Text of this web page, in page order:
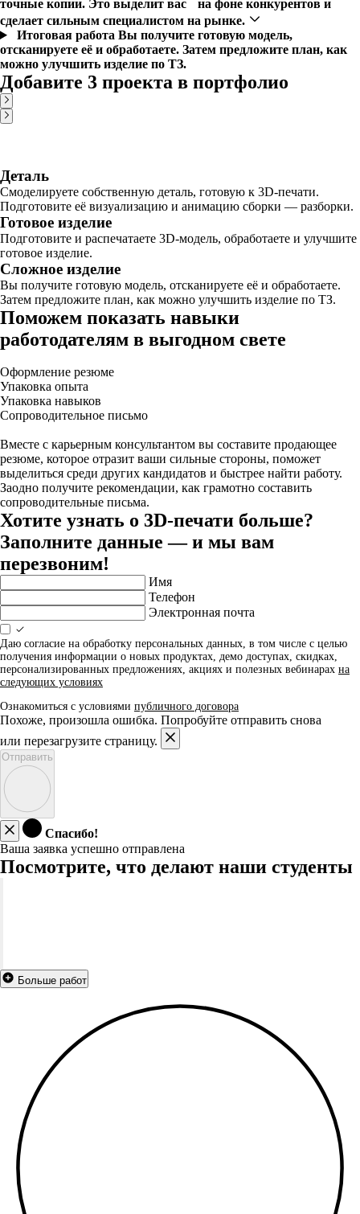
точные копии. Это выделит вас на фоне конкурентов и
сделает сильным специалистом на рынке.
Итоговая работа Вы получите готовую модель,
отсканируете её и обработаете. Затем предложите план, как
можно улучшить изделие по ТЗ.
Добавите 3 проекта в портфолио
Деталь
Смоделируете собственную деталь, готовую к 3D-печати.
Подготовите её визуализацию и анимацию сборки — разборки.
Готовое изделие
Подготовите и распечатаете 3D-модель, обработаете и улучшите
готовое изделие.
Сложное изделие
Вы получите готовую модель, отсканируете её и обработаете.
Затем предложите план, как можно улучшить изделие по ТЗ.
Поможем показать навыки
работодателям в выгодном свете
Оформление резюме
Упаковка опыта
Упаковка навыков
Сопроводительное письмо
Вместе с карьерным консультантом вы составите продающее
резюме, которое отразит ваши сильные стороны, поможет
выделиться среди других кандидатов и быстрее найти работу.
Заодно получите рекомендации, как грамотно составить
сопроводительные письма.
Хотите узнать о 3D-печати больше?
Заполните данные — и мы вам
перезвоним!
Имя
Телефон
Электронная почта
Даю согласие на обработку персональных данных, в том числе с целью
получения информации о новых продуктах, демо доступах, скидках,
персонализированных предложениях, акциях и полезных вебинарах на
следующих условиях
Ознакомиться с условиями публичного договора
Похоже, произошла ошибка. Попробуйте отправить снова
или перезагрузите страницу.
Отправить
Спасибо!
Ваша заявка успешно отправлена
Посмотрите, что делают наши студенты
Больше работ